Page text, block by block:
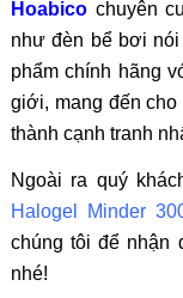
Hoabicochuyên
như đèn bể bơi nói
phẩm chính hãng
giới, mang đến
thành cạnh tranh
Ngoài ra quý
Halogel Minder
chúng tôi để nhận
nhé!